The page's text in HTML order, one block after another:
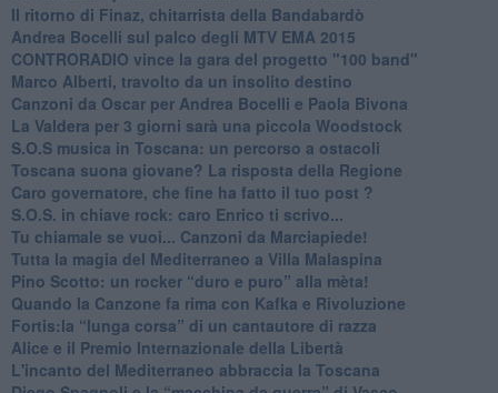
Il ritorno di Finaz, chitarrista della Bandabardò
Andrea Bocelli sul palco degli MTV EMA 2015
CONTRORADIO vince la gara del progetto "100 band"
Marco Alberti, travolto da un insolito destino
Canzoni da Oscar per Andrea Bocelli e Paola Bivona
La Valdera per 3 giorni sarà una piccola Woodstock
S.O.S musica in Toscana: un percorso a ostacoli
​Toscana suona giovane? La risposta della Regione
Caro governatore, che fine ha fatto il tuo post ?
S.O.S. in chiave rock: caro Enrico ti scrivo...
Tu chiamale se vuoi... Canzoni da Marciapiede!
​Tutta la magia del Mediterraneo a Villa Malaspina
​Pino Scotto: un rocker “duro e puro” alla mèta!
​Quando la Canzone fa rima con Kafka e Rivoluzione
​Fortis:la “lunga corsa” di un cantautore di razza
Alice e il Premio Internazionale della Libertà
​L'incanto del Mediterraneo abbraccia la Toscana